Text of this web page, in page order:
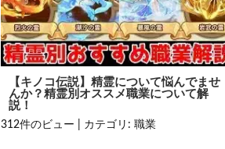
【キノコ伝説】精霊について悩んでませ
んか？精霊別オススメ職業について解
説！
312件のビュー カテゴリ: 職業